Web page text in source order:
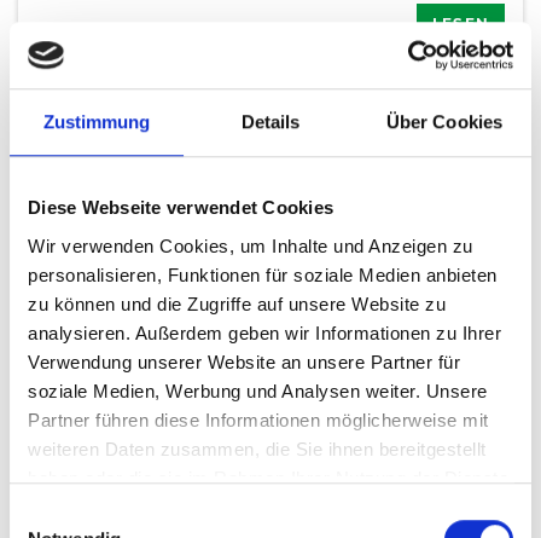
Zustimmung Details Über Cookies
Diese Webseite verwendet Cookies
Wir verwenden Cookies, um Inhalte und Anzeigen zu
personalisieren, Funktionen für soziale Medien anbieten
zu können und die Zugriffe auf unsere Website zu
analysieren. Außerdem geben wir Informationen zu Ihrer
Verwendung unserer Website an unsere Partner für
soziale Medien, Werbung und Analysen weiter. Unsere
Partner führen diese Informationen möglicherweise mit
weiteren Daten zusammen, die Sie ihnen bereitgestellt
haben oder die sie im Rahmen Ihrer Nutzung der Dienste
LESEN
16.06.2026